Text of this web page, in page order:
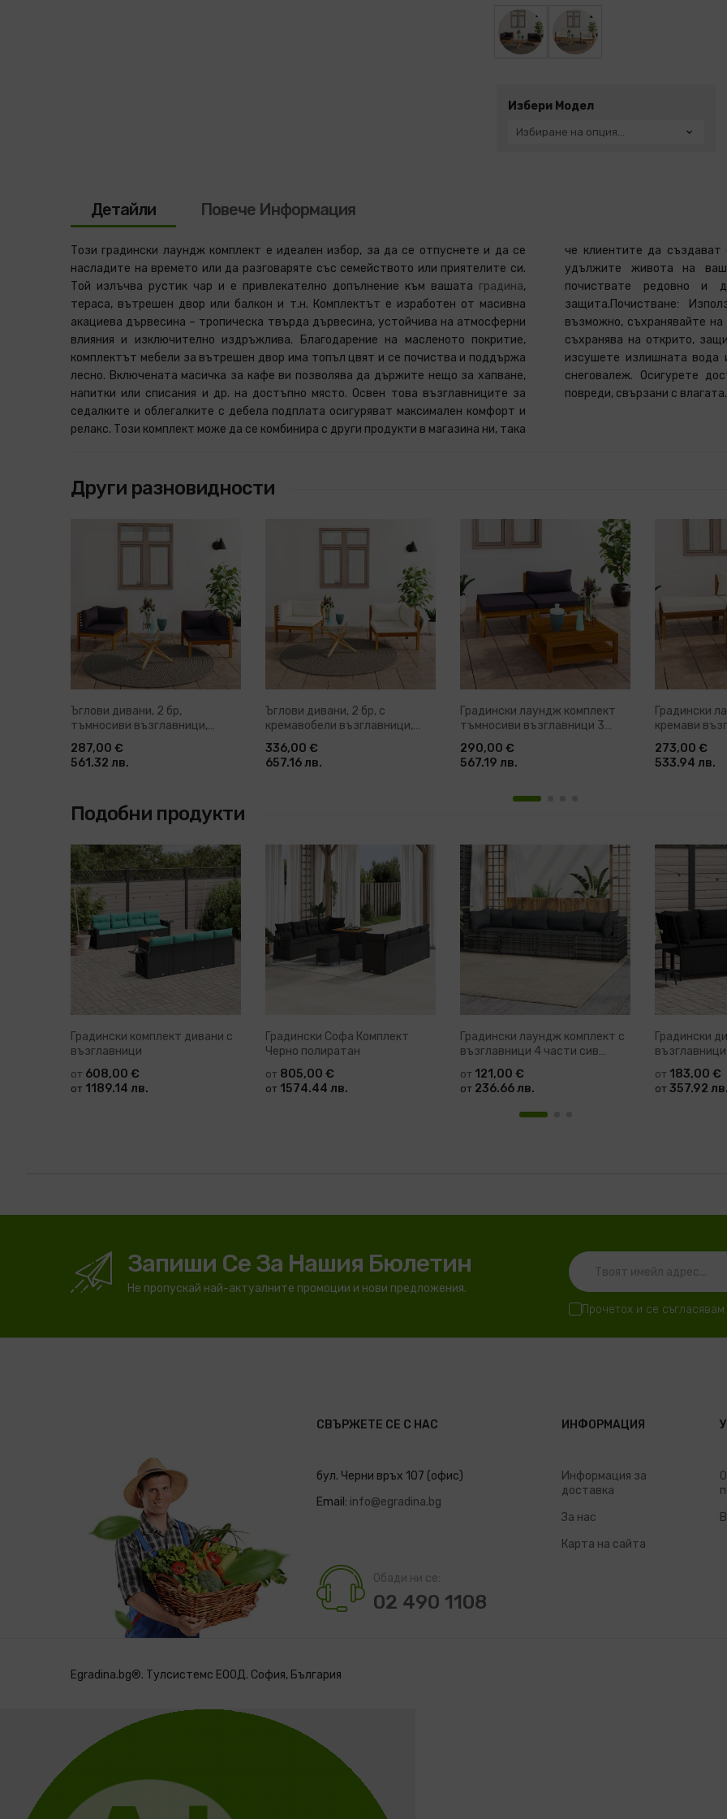
Избери Модел
Детайли
Този градински лаундж комплект е идеален избор, за да се отпуснете и да се
насладите на времето или да разговаряте със семейството или приятелите си.
Той излъчва рустик чар и е привлекателно допълнение към вашата градина,
тераса, вътрешен двор или балкон и т.н. Комплектът е изработен от масивна
акациева дървесина – тропическа твърда дървесина, устойчива на атмосферни
влияния и изключително издръжлива. Благодарение на масленото покритие,
комплектът мебели за вътрешен двор има топъл цвят и се почиства и поддържа
лесно. Включената масичка за кафе ви позволява да държите нещо за хапване,
напитки или списания и др. на достъпно място. Освен това възглавниците за
седалките и облегалките с дебела подплата осигуряват максимален комфорт и
релакс. Този комплект може да се комбинира с други продукти в магазина ни, така
че клиентите да създават
удължите живота на
почиствате редовно и да не ги оставяте ненужно на открито без
защита.Почистване: Използвайте мек сапунен разтвор.Съхранение: Ако е
възможно, съхранявайте на хладно и сухо място на закрито. Ако продуктът се
съхранява на открито, защитете го с водоустойчиво покривало. Избършете и
изсушете излишната вода или сняг от плоските повърхности след дъжд или
снеговалеж. Осигурете достатъчно циркулация на въздух, за да избегнете
повреди, свързани с влагата.
Повече Информация
Други разновидности
Ъглови дивани, 2 бр,
тъмносиви възглавници,
акация масив
287,00 €
561.32 лв.
Ъглови дивани, 2 бр, с
кремавобели възглавници,
акация масив
336,00 €
657.16 лв.
Градински лаундж комплект
тъмносиви възглавници 3
части акация
290,00 €
567.19 лв.
Градински
кремави
акация Cole
273,00 €
533.94 лв.
Подобни продукти
Градински комплект дивани с
възглавници
от 608,00 €
от 1189.14 лв.
Градински Софа Комплект
Черно полиратан
от 805,00 €
от 1574.44 лв.
Градински лаундж комплект с
възглавници 4 части сив
полиратан Mendez
от 121,00 €
от 236.66 лв.
Градински
възглавници
от 183,00 €
от 357.92 лв.
Запиши Се За Нашия Бюлетин
Не пропускай най-актуалните промоции и нови предложения.
Прочетох и се съгласявам
СВЪРЖЕТЕ СЕ С НАС
бул. Черни връх 107 (офис)
Email: info@egradina.bg
Обади ни се:
02 490 1108
ИНФОРМАЦИЯ
Информация за
доставка
За нас
Карта на сайта
Egradina.bg®. Тулсистемс ЕООД. София, България